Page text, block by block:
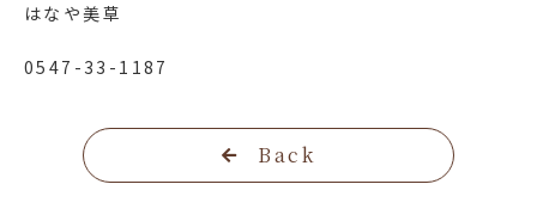
はなや美草
0547-33-1187
Back